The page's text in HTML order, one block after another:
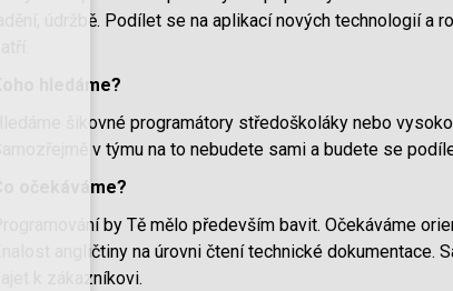
ladění, údržbě. Podílet se na aplikací nových technologií
Koho hledáme?
Hledáme šikovné programátory středoškoláky nebo
Samozřejmě v týmu na to nebudete sami a budete se
Co očekáváme?
Programování by Tě mělo především bavit. Očekáváme
Znalost angličtiny na úrovni čtení technické
zajet k zákazníkovi.